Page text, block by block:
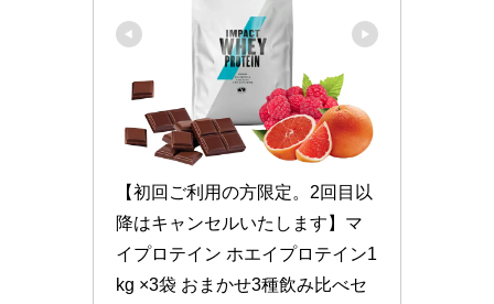
【初回ご利用の方限定。2回目以
降はキャンセルいたします】マ
イプロテイン ホエイプロテイン1
kg ×3袋 おまかせ3種飲み比べセ